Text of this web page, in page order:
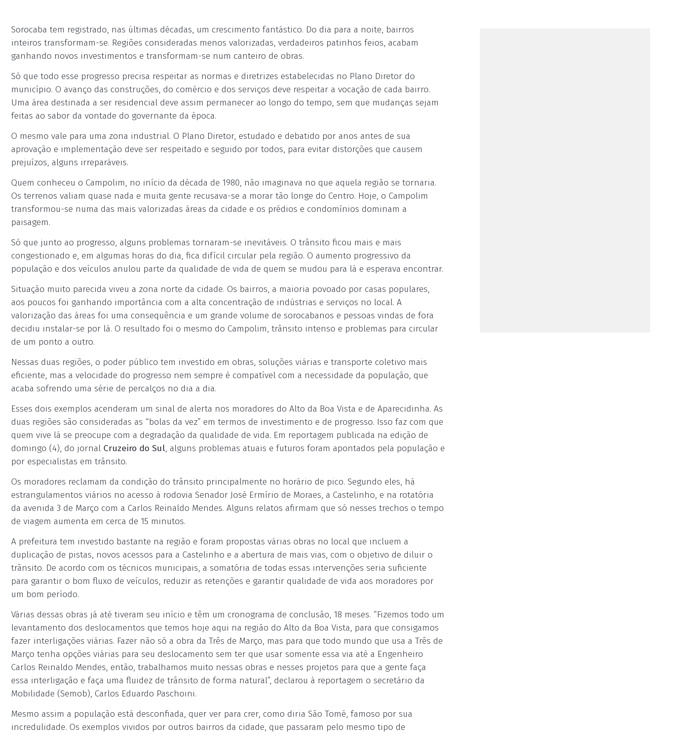
Sorocaba tem registrado, nas últimas décadas, um crescimento fantástico. Do dia para a noite, bairros
inteiros transformam-se. Regiões consideradas menos valorizadas, verdadeiros patinhos feios, acabam
ganhando novos investimentos e transformam-se num canteiro de obras.
Só que todo esse progresso precisa respeitar as normas e diretrizes estabelecidas no Plano Diretor do
município. O avanço das construções, do comércio e dos serviços deve respeitar a vocação de cada bairro.
Uma área destinada a ser residencial deve assim permanecer ao longo do tempo, sem que mudanças sejam
feitas ao sabor da vontade do governante da época.
O mesmo vale para uma zona industrial. O Plano Diretor, estudado e debatido por anos antes de sua
aprovação e implementação deve ser respeitado e seguido por todos, para evitar distorções que causem
prejuízos, alguns irreparáveis.
Quem conheceu o Campolim, no início da década de 1980, não imaginava no que aquela região se tornaria.
Os terrenos valiam quase nada e muita gente recusava-se a morar tão longe do Centro. Hoje, o Campolim
transformou-se numa das mais valorizadas áreas da cidade e os prédios e condomínios dominam a
paisagem.
Só que junto ao progresso, alguns problemas tornaram-se inevitáveis. O trânsito ficou mais e mais
congestionado e, em algumas horas do dia, fica difícil circular pela região. O aumento progressivo da
população e dos veículos anulou parte da qualidade de vida de quem se mudou para lá e esperava encontrar.
Situação muito parecida viveu a zona norte da cidade. Os bairros, a maioria povoado por casas populares,
aos poucos foi ganhando importância com a alta concentração de indústrias e serviços no local. A
valorização das áreas foi uma consequência e um grande volume de sorocabanos e pessoas vindas de fora
decidiu instalar-se por lá. O resultado foi o mesmo do Campolim, trânsito intenso e problemas para circular
de um ponto a outro.
Nessas duas regiões, o poder público tem investido em obras, soluções viárias e transporte coletivo mais
eficiente, mas a velocidade do progresso nem sempre é compatível com a necessidade da população, que
acaba sofrendo uma série de percalços no dia a dia.
Esses dois exemplos acenderam um sinal de alerta nos moradores do Alto da Boa Vista e de Aparecidinha. As
duas regiões são consideradas as “bolas da vez” em termos de investimento e de progresso. Isso faz com que
quem vive lá se preocupe com a degradação da qualidade de vida. Em reportagem publicada na edição de
domingo (4), do jornal Cruzeiro do Sul, alguns problemas atuais e futuros foram apontados pela população e
por especialistas em trânsito.
Os moradores reclamam da condição do trânsito principalmente no horário de pico. Segundo eles, há
estrangulamentos viários no acesso à rodovia Senador José Ermírio de Moraes, a Castelinho, e na rotatória
da avenida 3 de Março com a Carlos Reinaldo Mendes. Alguns relatos afirmam que só nesses trechos o tempo
de viagem aumenta em cerca de 15 minutos.
A prefeitura tem investido bastante na região e foram propostas várias obras no local que incluem a
duplicação de pistas, novos acessos para a Castelinho e a abertura de mais vias, com o objetivo de diluir o
trânsito. De acordo com os técnicos municipais, a somatória de todas essas intervenções seria suficiente
para garantir o bom fluxo de veículos, reduzir as retenções e garantir qualidade de vida aos moradores por
um bom período.
Várias dessas obras já até tiveram seu início e têm um cronograma de conclusão, 18 meses. “Fizemos todo um
levantamento dos deslocamentos que temos hoje aqui na região do Alto da Boa Vista, para que consigamos
fazer interligações viárias. Fazer não só a obra da Três de Março, mas para que todo mundo que usa a Três de
Março tenha opções viárias para seu deslocamento sem ter que usar somente essa via até a Engenheiro
Carlos Reinaldo Mendes, então, trabalhamos muito nessas obras e nesses projetos para que a gente faça
essa interligação e faça uma fluidez de trânsito de forma natural”, declarou à reportagem o secretário da
Mobilidade (Semob), Carlos Eduardo Paschoini.
Mesmo assim a população está desconfiada, quer ver para crer, como diria São Tomé, famoso por sua
incredulidade. Os exemplos vividos por outros bairros da cidade, que passaram pelo mesmo tipo de